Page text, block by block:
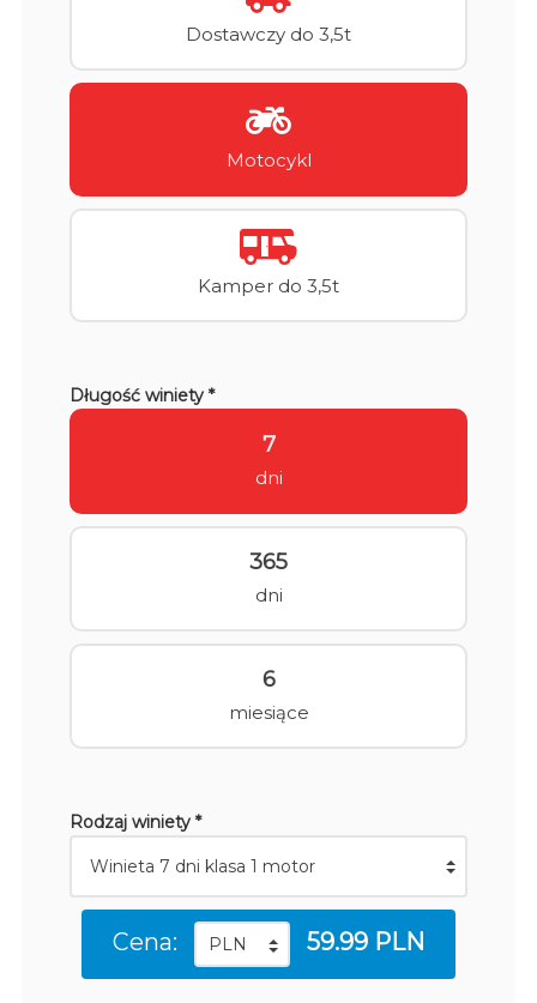
Dostawczy do 3,5t
Motocykl
Kamper do 3,5t
Długość winiety *
7
dni
365
dni
6
miesiące
Rodzaj winiety *
Cena: 59.99 PLN